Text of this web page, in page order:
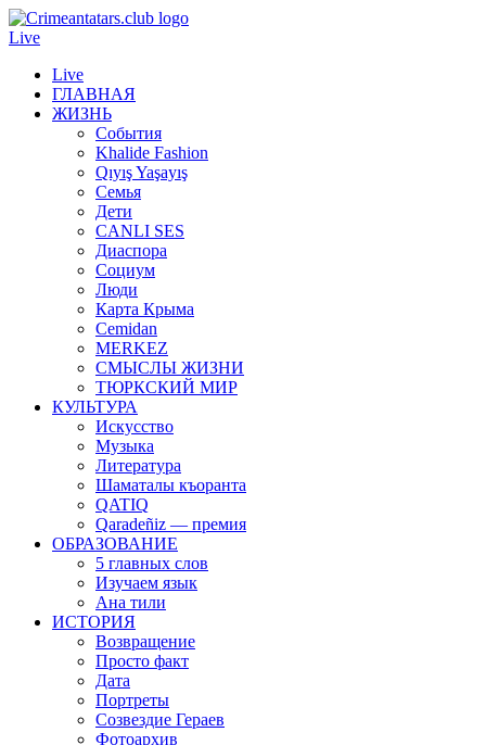
Live
Live
ГЛАВНАЯ
ЖИЗНЬ
События
Khalide Fashion
Qıyış Yaşayış
Семья
Дети
CANLI SES
Диаспора
Социум
Люди
Карта Крыма
Cemidan
МERKEZ
СМЫСЛЫ ЖИЗНИ
ТЮРКСКИЙ МИР
КУЛЬТУРА
Искусство
Музыка
Литература
Шаматалы къоранта
QATIQ
Qaradeñiz — премия
ОБРАЗОВАНИЕ
5 главных слов
Изучаем язык
Ана тили
ИСТОРИЯ
Возвращение
Просто факт
Дата
Портреты
Созвездие Гераев
Фотоархив